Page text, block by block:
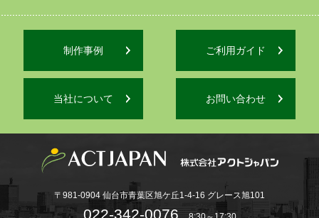
制作事例 ご利用ガイド
当社について お問い合わせ
〒981-0904 仙台市青葉区旭ケ丘1-4-16 グレース旭101
022-342-0076